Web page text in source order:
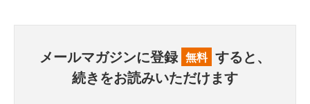
メールマガジンに登録 無料 すると、
続きをお読みいただけます